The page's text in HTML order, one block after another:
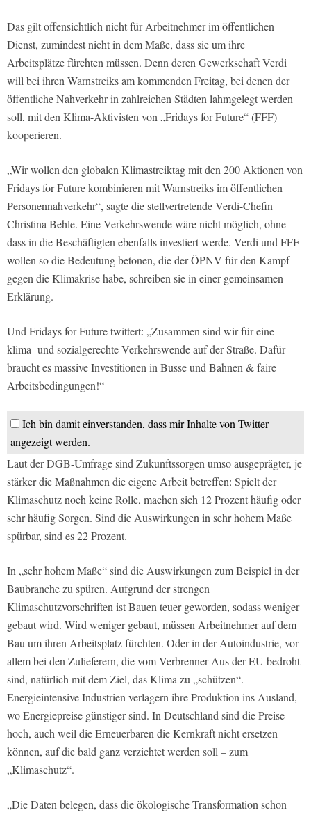
Das gilt offensichtlich nicht für Arbeitnehmer im öffentlichen
Dienst, zumindest nicht in dem Maße, dass sie um ihre
Arbeitsplätze fürchten müssen. Denn deren Gewerkschaft Verdi
will bei ihren Warnstreiks am kommenden Freitag, bei denen der
öffentliche Nahverkehr in zahlreichen Städten lahmgelegt werden
soll, mit den Klima-Aktivisten von „Fridays for Future“ (FFF)
kooperieren.
„Wir wollen den globalen Klimastreiktag mit den 200 Aktionen von
Fridays for Future kombinieren mit Warnstreiks im öffentlichen
Personennahverkehr“, sagte die stellvertretende Verdi-Chefin
Christina Behle. Eine Verkehrswende wäre nicht möglich, ohne
dass in die Beschäftigten ebenfalls investiert werde. Verdi und FFF
wollen so die Bedeutung betonen, die der ÖPNV für den Kampf
gegen die Klimakrise habe, schreiben sie in einer gemeinsamen
Erklärung.
Und Fridays for Future twittert: „Zusammen sind wir für eine
klima- und sozialgerechte Verkehrswende auf der Straße. Dafür
braucht es massive Investitionen in Busse und Bahnen & faire
Arbeitsbedingungen!“
Ich bin damit einverstanden, dass mir Inhalte von Twitter
angezeigt werden.
Laut der DGB-Umfrage sind Zukunftssorgen umso ausgeprägter, je
stärker die Maßnahmen die eigene Arbeit betreffen: Spielt der
Klimaschutz noch keine Rolle, machen sich 12 Prozent häufig oder
sehr häufig Sorgen. Sind die Auswirkungen in sehr hohem Maße
spürbar, sind es 22 Prozent.
In „sehr hohem Maße“ sind die Auswirkungen zum Beispiel in der
Baubranche zu spüren. Aufgrund der strengen
Klimaschutzvorschriften ist Bauen teuer geworden, sodass weniger
gebaut wird. Wird weniger gebaut, müssen Arbeitnehmer auf dem
Bau um ihren Arbeitsplatz fürchten. Oder in der Autoindustrie, vor
allem bei den Zulieferern, die vom Verbrenner-Aus der EU bedroht
sind, natürlich mit dem Ziel, das Klima zu „schützen“.
Energieintensive Industrien verlagern ihre Produktion ins Ausland,
wo Energiepreise günstiger sind. In Deutschland sind die Preise
hoch, auch weil die Erneuerbaren die Kernkraft nicht ersetzen
können, auf die bald ganz verzichtet werden soll – zum
„Klimaschutz“.
„Die Daten belegen, dass die ökologische Transformation schon